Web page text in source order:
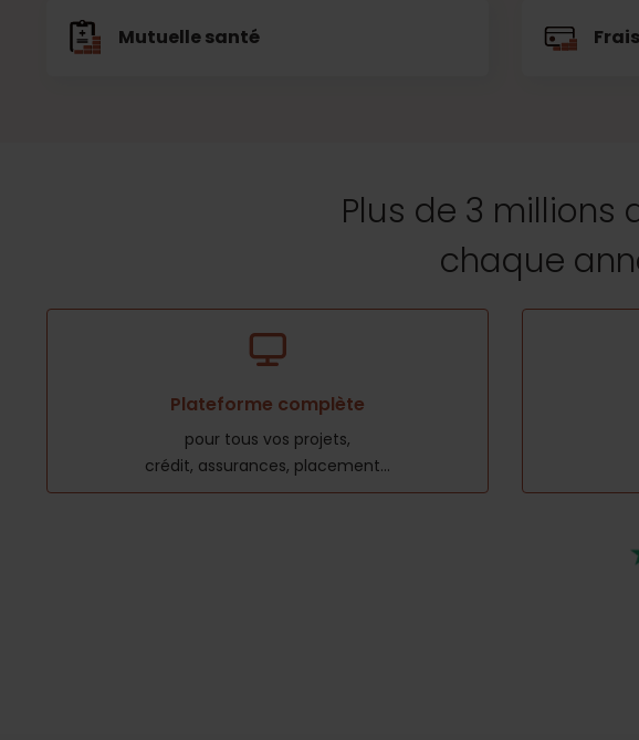
Mutuelle santé
Plus de 3
chaque
Plateforme complète
pour tous vos projets,
crédit, assurances, placement...